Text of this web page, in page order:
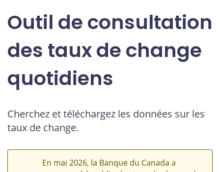
Outil de consultation
des taux de change
quotidiens
Cherchez et téléchargez les données sur les
taux de change.
En mai 2026, la Banque du Canada a